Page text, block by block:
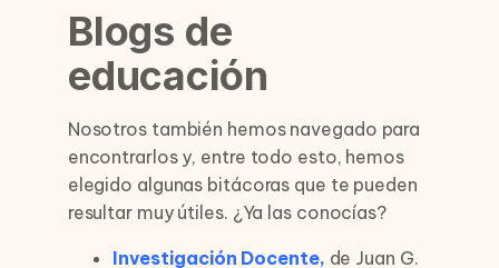
Blogs de
educación
Nosotros también hemos navegado para
encontrarlos y, entre todo esto, hemos
elegido algunas bitácoras que te pueden
resultar muy útiles. ¿Ya las conocías?
Investigación Docente, de Juan G.